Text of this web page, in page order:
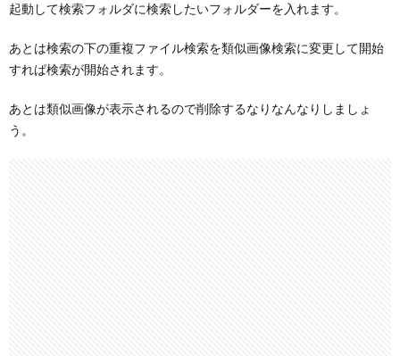
起動して検索フォルダに検索したいフォルダーを入れます。
あとは検索の下の重複ファイル検索を類似画像検索に変更して開始
すれば検索が開始されます。
あとは類似画像が表示されるので削除するなりなんなりしましょ
う。